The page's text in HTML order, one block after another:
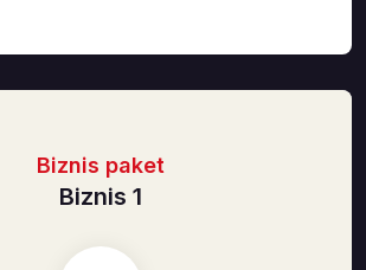
Biznis paket
Biznis 1